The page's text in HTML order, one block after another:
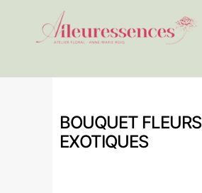
BOUQUET FLEURS
EXOTIQUES